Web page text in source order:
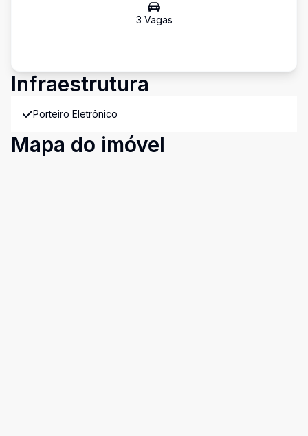
3 Vagas
Infraestrutura
Porteiro Eletrônico
Mapa do imóvel